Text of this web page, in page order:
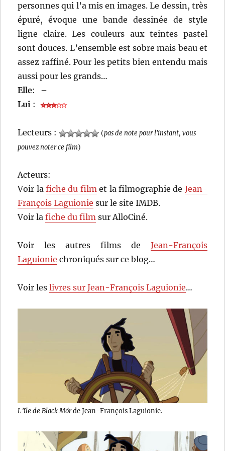
personnes qui l’a mis en images. Le dessin, très
épuré, évoque une bande dessinée de style
ligne claire. Les couleurs aux teintes pastel
sont douces. L’ensemble est sobre mais beau et
assez raffiné. Pour les petits bien entendu mais
aussi pour les grands…
Elle:
–
Lui :
Lecteurs : (pas de note pour l'instant, vous
pouvez noter ce film)
Acteurs:
Voir lafiche du filmet la filmographie de Jean-
François Laguionie sur le site IMDB.
Voir lafiche du film sur AlloCiné.
Voir les autres films de Jean-François
Laguionie chroniqués sur ce blog…
Voir leslivres sur Jean-François Laguionie…
L’île de Black Mórde Jean-François Laguionie.